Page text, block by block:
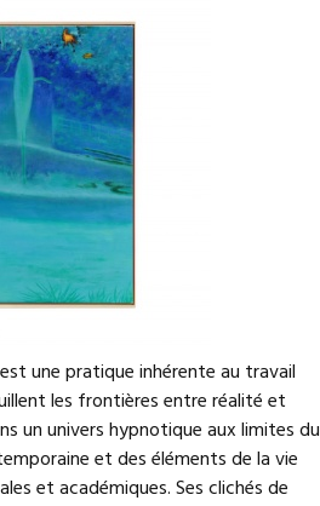
une pratique inhérente au travail
les frontières entre réalité et
un univers hypnotique aux limites du
et des éléments de la vie
et académiques. Ses clichés de